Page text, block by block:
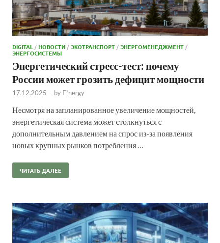
DIGITAL /НОВОСТИ /ЭКОТРАНСПОРТ /ЭНЕРГОМЕНЕДЖМЕНТ /
ЭНЕРГОСИСТЕМЫ
Энергетический стресс-тест: почему
России может грозить дефицит мощности
17.12.2025 - by E²nergy
Несмотря на запланированное увеличение мощностей,
энергетическая система может столкнуться с
дополнительным давлением на спрос из-за появления
новых крупных рынков потребления …
ЧИТАТЬ ДАЛЕЕ